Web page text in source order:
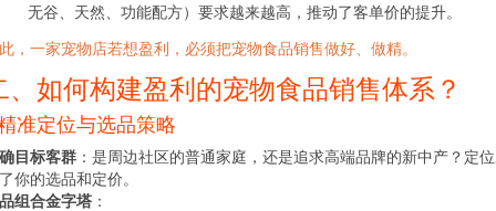
无谷、天然、功能配方）要求越来越高，推动了客单价的提升。
，一家宠物店若想盈利，必须把宠物食品销售做好、做精。
、如何构建盈利的宠物食品销售体系？
精准定位与选品策略
目标客群 ：是周边社区的普通家庭，还是追求高端品牌的新中产？定
你的选品和定价。
组合金字塔 ：